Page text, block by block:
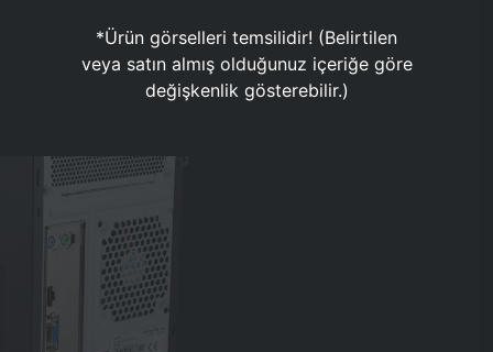
*Ürün görselleri temsilidir! (Belirtilen
veya satın almış olduğunuz içeriğe göre
değişkenlik gösterebilir.)